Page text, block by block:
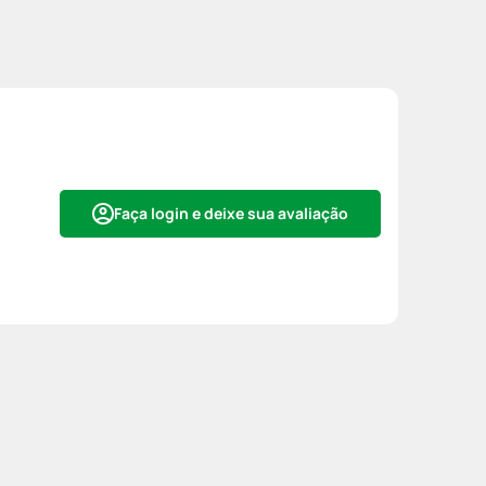
Faça login e deixe sua avaliação